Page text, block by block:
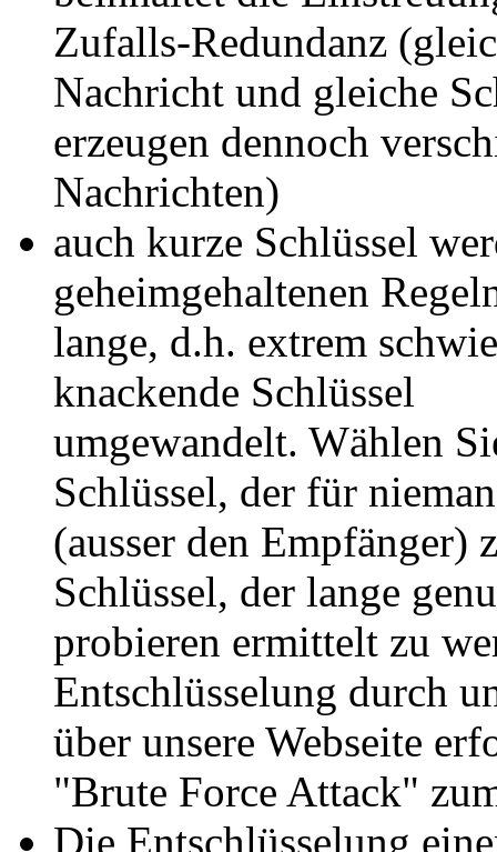
Zufalls-Redundanz
Nachricht und gleiche
erzeugen dennoch
Nachrichten)
auch kurze Schlüssel
geheimgehaltenen
lange, d.h. extrem
knackende Schlüssel
umgewandelt. Wählen
Schlüssel, der für
(ausser den Empfänger)
Schlüssel, der lange
probieren ermittelt zu
Entschlüsselung durch
über unsere Webseite
"Brute Force Attack"
Die Entschlüsselung